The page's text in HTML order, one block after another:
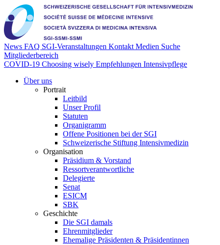
News FAQ SGI-Veranstaltungen Kontakt Medien Suche
Mitgliederbereich
COVID-19 Choosing wisely Empfehlungen Intensivpflege
Über uns
Portrait
Leitbild
Unser Profil
Statuten
Organigramm
Offene Positionen bei der SGI
Schweizerische Stiftung Intensivmedizin
Organisation
Präsidium & Vorstand
Ressortverantwortliche
Delegierte
Senat
ESICM
SBK
Geschichte
Die SGI damals
Ehrenmitglieder
Ehemalige Präsidenten & Präsidentinnen